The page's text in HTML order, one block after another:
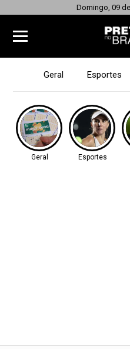
Domingo, 09
Geral Esportes
Geral Esportes